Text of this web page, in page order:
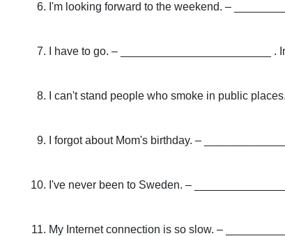
I'm looking forward to the weekend. –
I have to go. – ________________________
I can't stand people who smoke in public
I forgot about Mom's birthday. –
I've never been to Sweden. –
My Internet connection is so slow. –